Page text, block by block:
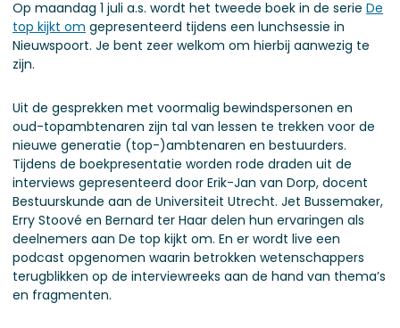
Op maandag 1 juli a.s. wordt het tweede boek in de serie De
top kijkt om gepresenteerd tijdens een lunchsessie in
Nieuwspoort. Je bent zeer welkom om hierbij aanwezig te
zijn.
Uit de gesprekken met voormalig bewindspersonen en
oud-topambtenaren zijn tal van lessen te trekken voor de
nieuwe generatie (top-)ambtenaren en bestuurders.
Tijdens de boekpresentatie worden rode draden uit de
interviews gepresenteerd door Erik-Jan van Dorp, docent
Bestuurskunde aan de Universiteit Utrecht. Jet Bussemaker,
Erry Stoové en Bernard ter Haar delen hun ervaringen als
deelnemers aan De top kijkt om. En er wordt live een
podcast opgenomen waarin betrokken wetenschappers
terugblikken op de interviewreeks aan de hand van thema’s
en fragmenten.